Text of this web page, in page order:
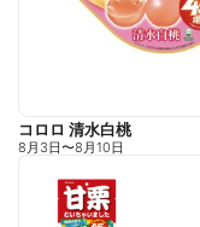
コロロ 清水白桃
8月3日〜8月10日